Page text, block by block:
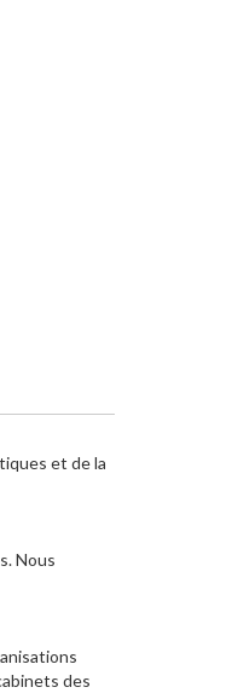
et de la
Nous
des